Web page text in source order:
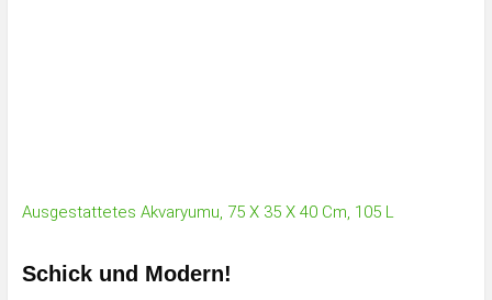
Ausgestattetes Akvaryumu, 75 X 35 X 40 Cm, 105 L
Schick und Modern!